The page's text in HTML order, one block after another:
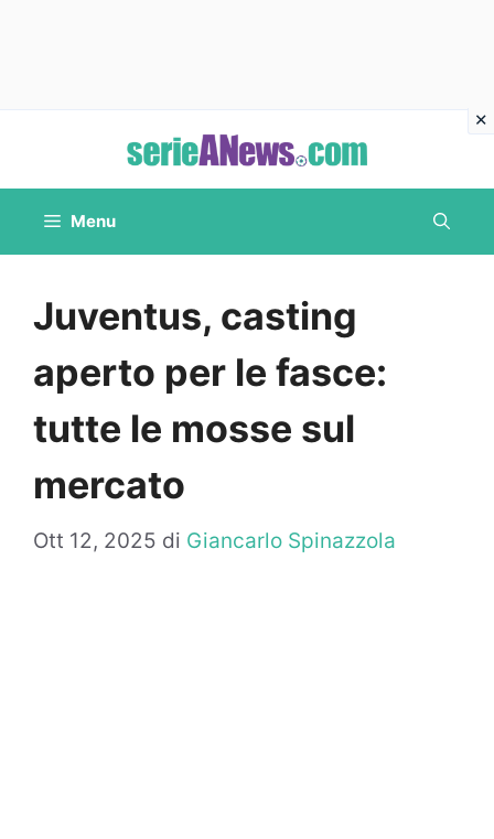
contenuto
Menu
Juventus, casting
aperto per le fasce:
tutte le mosse sul
mercato
Ott 12, 2025 di Giancarlo Spinazzola